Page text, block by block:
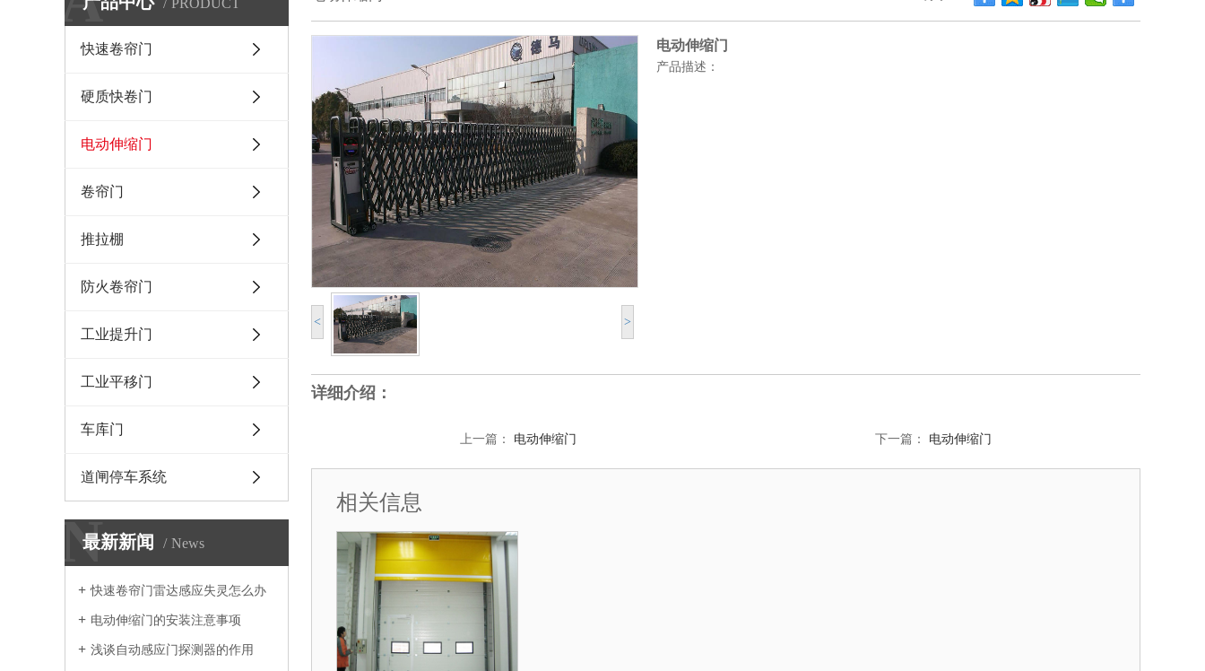
PRODUCT
快速卷帘门
硬质快卷门
电动伸缩门
卷帘门
推拉棚
防火卷帘门
工业提升门
工业平移门
车库门
道闸停车系统
最新新闻 News
N
快速卷帘门雷达感应失灵怎么办
电动伸缩门的安装注意事项
浅谈自动感应门探测器的作用
< >
电动伸缩门
产品描述：
详细介绍：
上一篇： 电动伸缩门 下一篇： 电动伸缩门
相关信息